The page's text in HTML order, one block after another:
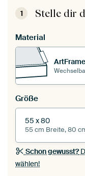
1 Stelle dir
Material
Größe
55 x 80
55 cm Breite, 80
Schon gewusst?
wählen!